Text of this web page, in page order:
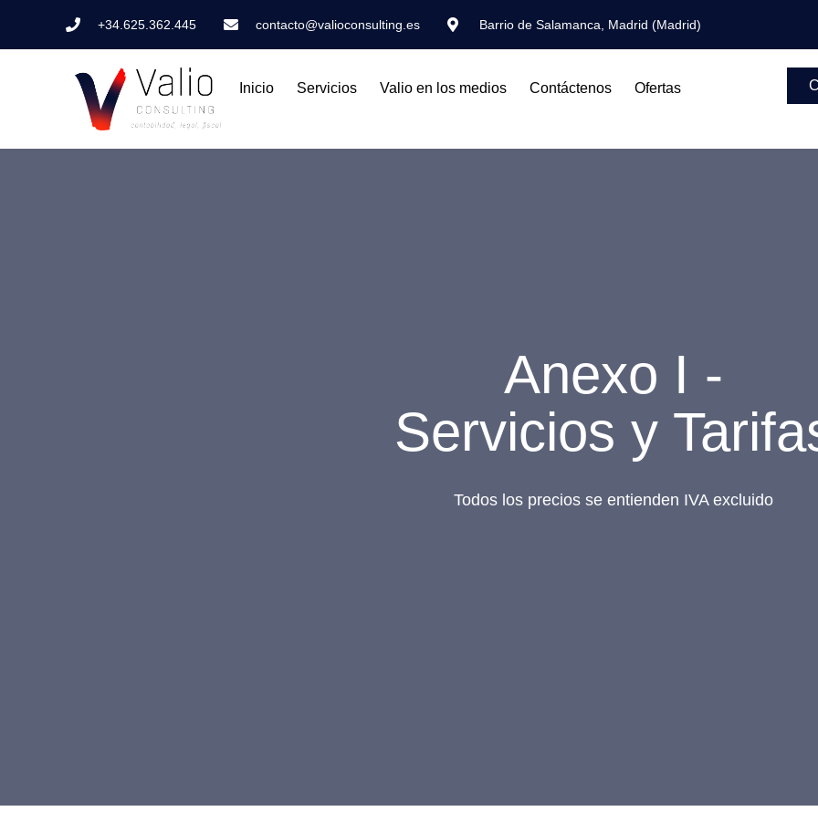
+34.625.362.445 contacto@valioconsulting.es Barrio de Salamanca, Madrid (Madrid)
Inicio Servicios Valio en los medios Contáctenos Ofertas
Anexo I -
Servicios y
Todos los precios se entienden IVA excluido